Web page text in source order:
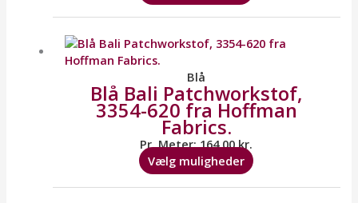
Blå
Blå Bali Patchworkstof,
3354-620 fra Hoffman
Fabrics.
Pr. Meter:164,00kr.
Vælg muligheder
vare
varianter.
Mulighederne
på